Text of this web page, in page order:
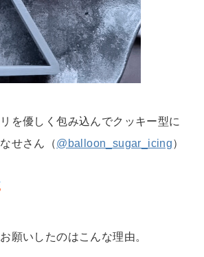
を優しく包み込んでクッキー型に
せさん（@balloon_sugar_icing）
願いしたのはこんな理由。